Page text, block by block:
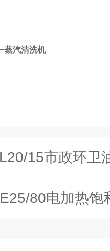
蒸汽清洗机
15市政环卫
80电加热饱